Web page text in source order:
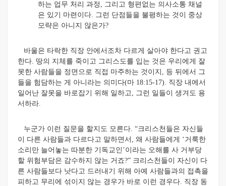
하는 업무 처리 과정, 그리고 형편없는 의사소통 채널
은 있기 마련이다. 그런 단점들을 불평하는 것이 중상
모략은 아니지 않은가?
바울은 타락한 직장 안에서조차 다르게 살아야 한다고 권고
한다. 땅의 지체를 죽이고 그리스도를 입는 것은 우리에게 잘
못한 사람들을 정면으로 직접 마주하는 것이지, 등 뒤에서 그
들을 험담하는 게 아니라는 의미다(마 18:15-17). 직장 내에서
일어난 잘못을 바로잡기 위해 일하고, 그런 일들이 생겨도 용
서하라.
누군가 이런 질문을 할지도 모른다. “크리스천들은 자신들
이 다른 사람들과 다르다고 말하면서, 왜 사람들에게 ‘거룩한
소리만 늘어놓는 따분한 기독교인’이라는 오해를 사 거부당
할 위험부담은 감수하지 않는 거죠?” 크리스천들이 자신이 다
른 사람들보다 낫다고 드러내기 위해 아예 사람들과의 접촉을
피하고 무리에 섞이지 않는 경우가 바로 이런 경우다. 직장 동